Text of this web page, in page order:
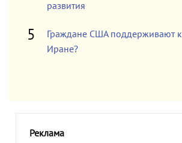
развития
Граждане США поддерживают
Иране?
Реклама